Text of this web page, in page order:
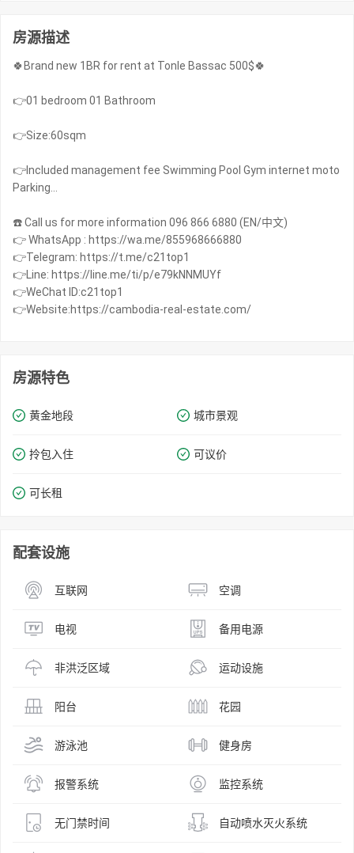
房源描述
🍀Brand new 1BR for rent at Tonle Bassac 500$🍀
👉01 bedroom 01 Bathroom
👉Size:60sqm
👉Included management fee Swimming Pool Gym internet moto
Parking…
☎️ Call us for more information 096 866 6880 (EN/中文)
👉 WhatsApp : https://wa.me/855968666880
👉Telegram: https://t.me/c21top1
👉Line: https://line.me/ti/p/e79kNNMUYf
👉WeChat ID:c21top1
👉Website:https://cambodia-real-estate.com/
房源特色
黄金地段 城市景观
拎包入住 可议价
可长租
配套设施
互联网 空调
电视 备用电源
非洪泛区域 运动设施
阳台 花园
游泳池 健身房
报警系统 监控系统
无门禁时间 自动喷水灭火系统